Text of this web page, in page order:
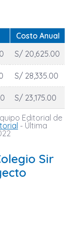
Costo Anual
S/ 20,625.00
S/ 28,335.00
S/ 23,175.00
Editorial de
- Última
Sir